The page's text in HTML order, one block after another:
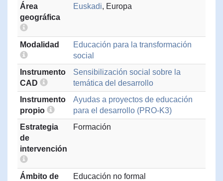
Área
geográfica
Euskadi, Europa
Modalidad
Educación para la transformación
social
Instrumento
CAD
Sensibilización social sobre la
temática del desarrollo
Instrumento
propio
Ayudas a proyectos de educación
para el desarrollo (PRO-K3)
Estrategia
de
intervención
Formación
Ámbito de
Educación no formal